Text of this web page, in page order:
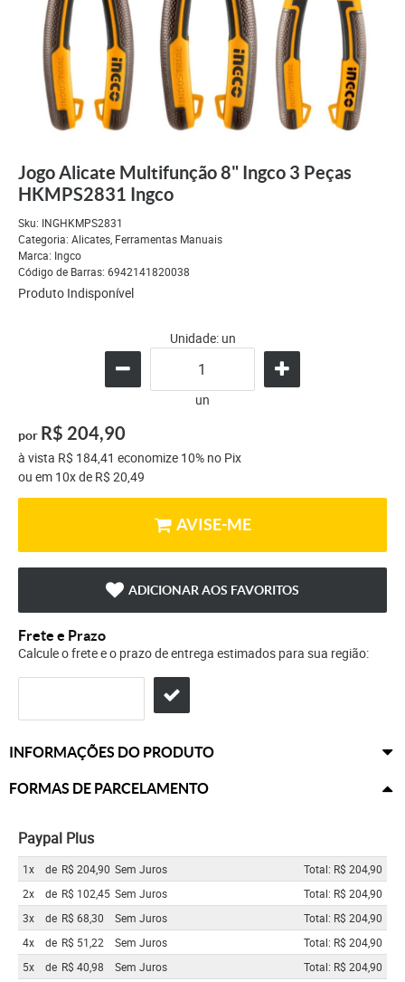
Jogo Alicate Multifunção 8" Ingco 3 Peças
HKMPS2831 Ingco
Sku: INGHKMPS2831
Categoria: Alicates, Ferramentas Manuais
Marca: Ingco
Código de Barras: 6942141820038
Produto Indisponível
Unidade: un
un
por R$ 204,90
à vista R$ 184,41 economize 10% no Pix
ou em 10xde R$ 20,49
AVISE-ME
ADICIONAR AOS FAVORITOS
Frete e Prazo
Calcule o frete e o prazo de entrega estimados para sua região:
INFORMAÇÕES DO PRODUTO
FORMAS DE PARCELAMENTO
Paypal Plus
1x de R$ 204,90 Sem Juros
Total: R$ 204,90
2x
de R$ 102,45 Sem Juros
Total: R$ 204,90
3x
de R$ 68,30 Sem Juros
Total: R$ 204,90
4x
de R$ 51,22 Sem Juros
Total: R$ 204,90
5x
de R$ 40,98 Sem Juros
Total: R$ 204,90